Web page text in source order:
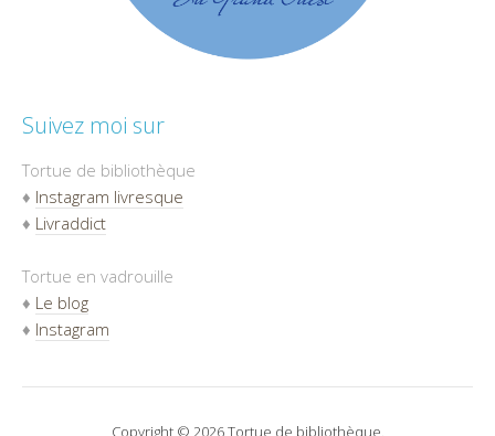
Suivez moi sur
Tortue de bibliothèque
♦ Instagram livresque
♦ Livraddict
Tortue en vadrouille
♦ Le blog
♦ Instagram
Copyright © 2026 Tortue de bibliothèque.